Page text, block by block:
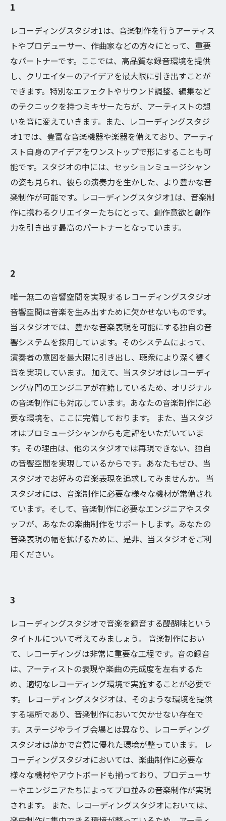
1
レコーディングスタジオ1は、音楽制作を行うアーティス
トやプロデューサー、作曲家などの方々にとって、重要
なパートナーです。ここでは、高品質な録音環境を提供
し、クリエイターのアイデアを最大限に引き出すことが
できます。特別なエフェクトやサウンド調整、編集など
のテクニックを持つミキサーたちが、アーティストの想
いを音に変えていきます。また、レコーディングスタジ
オ1では、豊富な音楽機器や楽器を備えており、アーティ
スト自身のアイデアをワンストップで形にすることも可
能です。スタジオの中には、セッションミュージシャン
の姿も見られ、彼らの演奏力を生かした、より豊かな音
楽制作が可能です。レコーディングスタジオ1は、音楽制
作に携わるクリエイターたちにとって、創作意欲と創作
力を引き出す最高のパートナーとなっています。
2
唯一無二の音響空間を実現するレコーディングスタジオ
音響空間は音楽を生み出すために欠かせないものです。
当スタジオでは、豊かな音楽表現を可能にする独自の音
響システムを採用しています。そのシステムによって、
演奏者の意図を最大限に引き出し、聴衆により深く響く
音を実現しています。 加えて、当スタジオはレコーディ
ング専門のエンジニアが在籍しているため、オリジナル
の音楽制作にも対応しています。あなたの音楽制作に必
要な環境を、ここに完備しております。 また、当スタジ
オはプロミュージシャンからも定評をいただいていま
す。その理由は、他のスタジオでは再現できない、独自
の音響空間を実現しているからです。あなたもぜひ、当
スタジオでお好みの音楽表現を追求してみませんか。 当
スタジオには、音楽制作に必要な様々な機材が常備され
ています。そして、音楽制作に必要なエンジニアやスタ
ッフが、あなたの楽曲制作をサポートします。あなたの
音楽表現の幅を拡げるために、是非、当スタジオをご利
用ください。
3
レコーディングスタジオで音楽を録音する醍醐味という
タイトルについて考えてみましょう。 音楽制作におい
て、レコーディングは非常に重要な工程です。音の録音
は、アーティストの表現や楽曲の完成度を左右するた
め、適切なレコーディング環境で実施することが必要で
す。 レコーディングスタジオは、そのような環境を提供
する場所であり、音楽制作において欠かせない存在で
す。ステージやライブ会場とは異なり、レコーディング
スタジオは静かで音質に優れた環境が整っています。 レ
コーディングスタジオにおいては、楽曲制作に必要な
様々な機材やアウトボードも揃っており、プロデューサ
ーやエンジニアたちによってプロ並みの音楽制作が実現
されます。 また、レコーディングスタジオにおいては、